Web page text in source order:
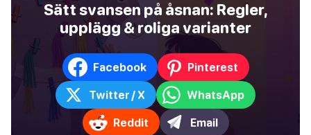
Sätt svansen på åsnan: Regler,
upplägg & roliga varianter
Facebook Pinterest
Twitter / X WhatsApp
Reddit Email